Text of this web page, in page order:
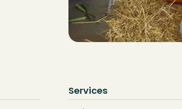
Services